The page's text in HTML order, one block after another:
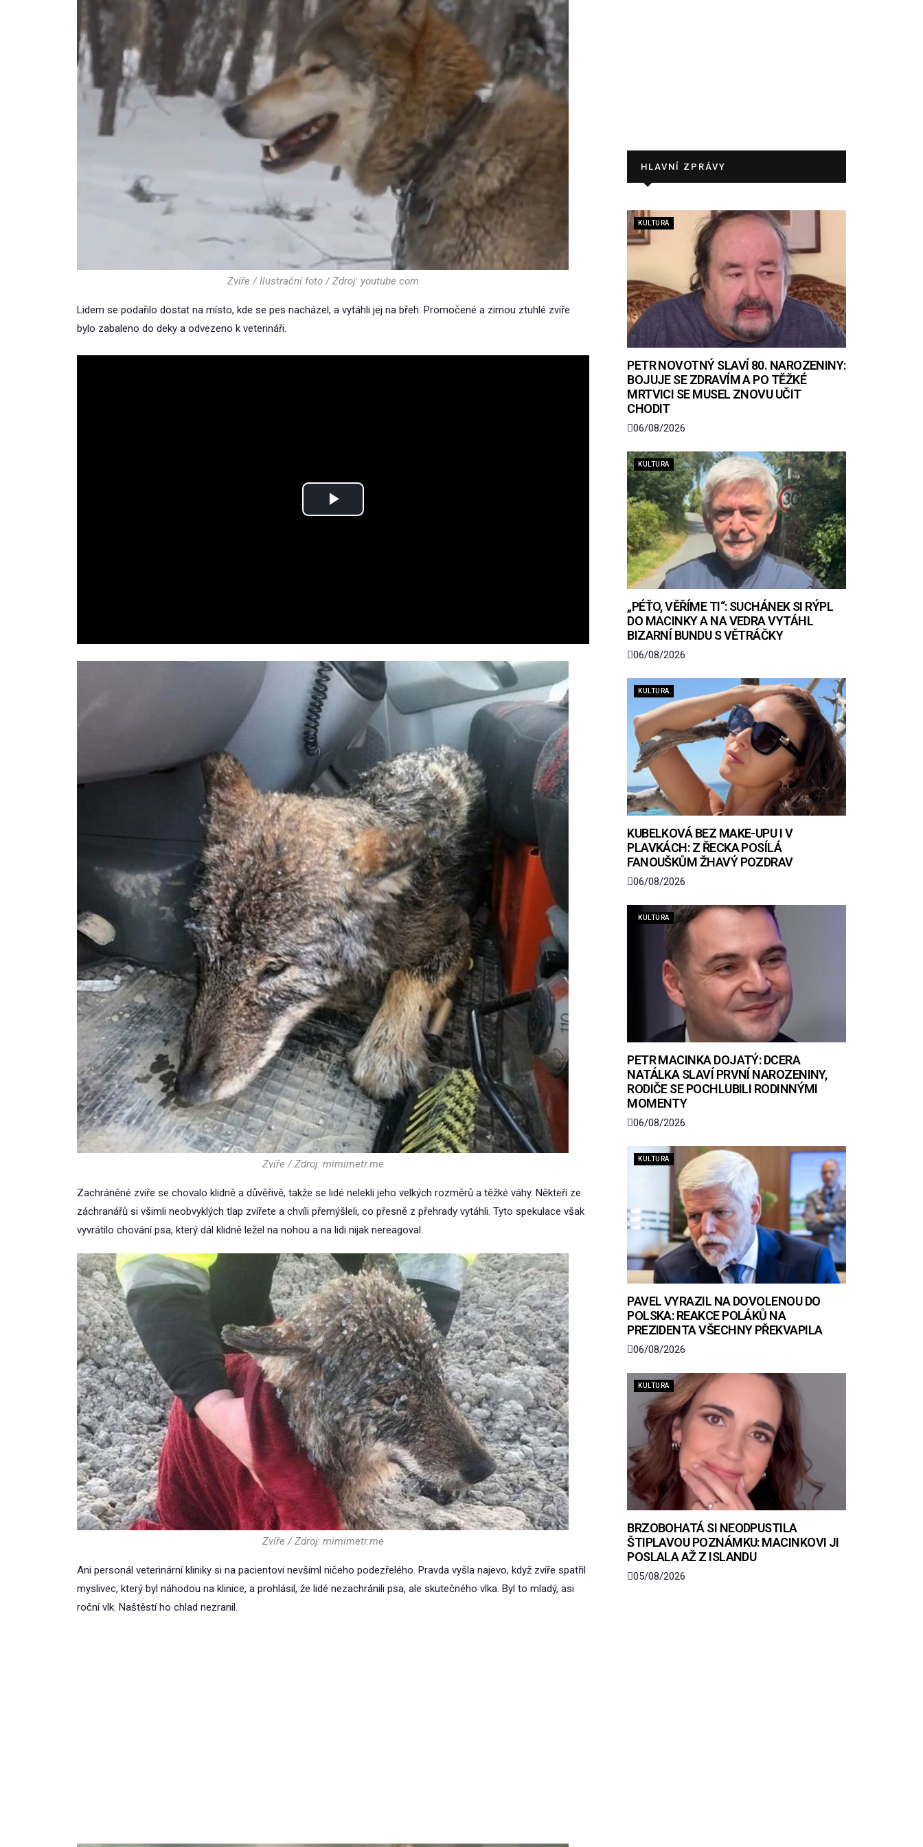
Zvíře / Ilustrační foto / Zdroj: youtube.com
Lidem se podařilo dostat na místo, kde se pes nacházel, a vytáhli jej na břeh. Promočené a zimou ztuhlé zvíře
bylo zabaleno do deky a odvezeno k veterináři.
Play
Zvíře / Zdroj: mimimetr.me
Zachráněné zvíře se chovalo klidně a důvěřivě, takže se lidé nelekli jeho velkých rozměrů a těžké váhy. Někteří ze
záchranářů si všimli neobvyklých tlap zvířete a chvíli přemýšleli, co přesně z přehrady vytáhli. Tyto spekulace však
vyvrátilo chování psa, který dál klidně ležel na nohou a na lidi nijak nereagoval.
Zvíře / Zdroj: mimimetr.me
Ani personál veterinární kliniky si na pacientovi nevšiml ničeho podezřelého. Pravda vyšla najevo, když zvíře spatřil
myslivec, který byl náhodou na klinice, a prohlásil, že lidé nezachránili psa, ale skutečného vlka. Byl to mladý, asi
roční vlk. Naštěstí ho chlad nezranil.
HLAVNÍ ZPRÁVY
KULTURA
PETR NOVOTNÝ SLAVÍ 80. NAROZENINY:
BOJUJE SE ZDRAVÍM A PO TĚŽKÉ
MRTVICI SE MUSEL ZNOVU UČIT
CHODIT
06/08/2026
KULTURA
„PÉŤO, VĚŘÍME TI“: SUCHÁNEK SI RÝPL
DO MACINKY A NA VEDRA VYTÁHL
BIZARNÍ BUNDU S VĚTRÁČKY
06/08/2026
KULTURA
KUBELKOVÁ BEZ MAKE-UPU I V
PLAVKÁCH: Z ŘECKA POSÍLÁ
FANOUŠKŮM ŽHAVÝ POZDRAV
06/08/2026
KULTURA
PETR MACINKA DOJATÝ: DCERA
NATÁLKA SLAVÍ PRVNÍ NAROZENINY,
RODIČE SE POCHLUBILI RODINNÝMI
MOMENTY
06/08/2026
KULTURA
PAVEL VYRAZIL NA DOVOLENOU DO
POLSKA: REAKCE POLÁKŮ NA
PREZIDENTA VŠECHNY PŘEKVAPILA
06/08/2026
KULTURA
BRZOBOHATÁ SI NEODPUSTILA
ŠTIPLAVOU POZNÁMKU: MACINKOVI JI
POSLALA AŽ Z ISLANDU
05/08/2026